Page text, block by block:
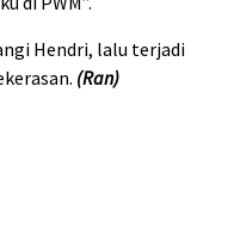
Hendri, lalu terjadi
(Ran)